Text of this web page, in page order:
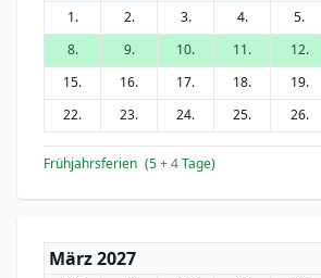
1.
2. 3. 4. 5.
8.
9. 10. 11. 12.
15.
16. 17. 18. 19.
22.
23. 24. 25. 26.
Frühjahrsferien (5+ 4Tage)
März 2027